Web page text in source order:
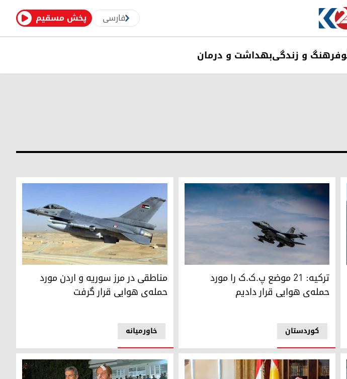
پخش مسقیم فارسی
فرهنگ و زندگیبهداشت و درمان
استان سلیمانیه بمباران کردند
ترکیه: ٢١ موضع پ.ک.ک را مورد حمله‌ی هوایی قرار دادیم
کوردستان
ترکیه: ٢١ موضع پ.ک.ک را مورد
حمله‌ی هوایی قرار دادیم
مناطقی در مرز سوریه و اردن مورد حمله‌ی هوایی
خاورمیانه
مناطقی در مرز سوریه و اردن مورد
حمله‌ی هوایی قرار گرفت